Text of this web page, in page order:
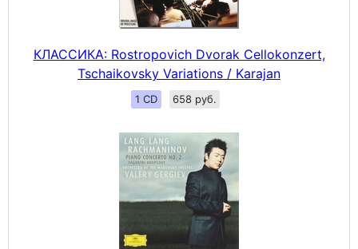
КЛАССИКА: Rostropovich Dvorak Cellokonzert,
Tschaikovsky Variations / Karajan
1 CD 658 руб.